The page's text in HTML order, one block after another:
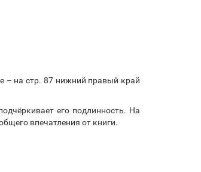
– на стр. 87 нижний правый край
его подлинность. На
впечатления от книги.